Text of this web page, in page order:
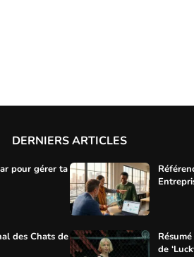
DERNIERS ARTICLES
pour gérer ta
des Chats de
de